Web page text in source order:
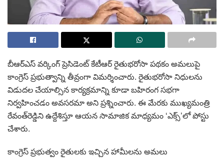
బీఆర్‌ఎస్‌ వర్కింగ్‌ ప్రెసిడెంట్‌ కేటీఆర్‌ రైతుభరోసా పథకం అమలుపై
కాంగ్రెస్‌ ప్రభుత్వాన్ని తీవ్రంగా విమర్శించారు. రైతుభరోసా నిధులను
విడుదల చేయాల్సిన కార్యక్రమాన్ని కూడా బహిరంగ సభగా
నిర్వహించడం అవసరమా అని ప్రశ్నించారు. ఈ మేరకు ముఖ్యమంత్రి
రేవంత్‌రెడ్డిని ఉద్దేశిస్తూ ఆయన సామాజిక మాధ్యమం ‘ఎక్స్‌’లో పోస్టు
చేశారు.
కాంగ్రెస్‌ ప్రభుత్వం రైతులకు ఇచ్చిన హామీలను అమలు